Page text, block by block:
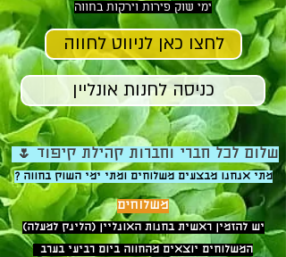
ימי שוק פירות וירקות בחווה
לחצו כאן לניווט לחווה
כניסה לחנות אונליין
שלום לכל חברי וחברות קהילת קיפוד 🌷
מתי אנחנו מבצעים משלוחים ומתי ימי השוק בחווה ?
משלוחים
יש להזמין ראשית בחנות האונליין (הלינק למעלה)
המשלוחים יוצאים מהחווה ביום רביעי בערב